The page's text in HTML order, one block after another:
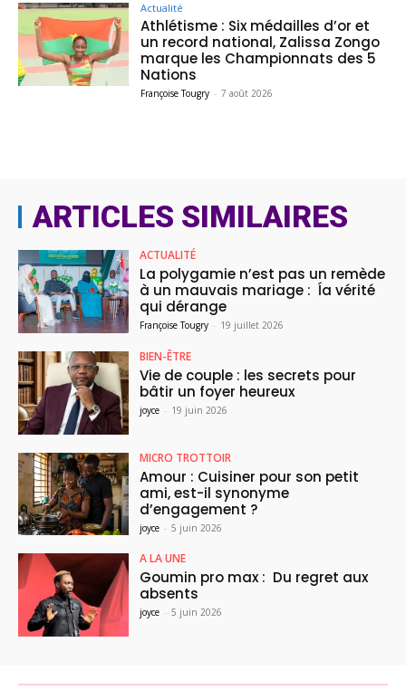
Actualité
Athlétisme : Six médailles d’or et
un record national, Zalissa Zongo
marque les Championnats des 5
Nations
Françoise Tougry - 7 août 2026
ARTICLES SIMILAIRES
ACTUALITÉ
La polygamie n’est pas un remède
à un mauvais mariage : ĺa vérité
qui dérange
Françoise Tougry - 19 juillet 2026
BIEN-ÊTRE
Vie de couple : les secrets pour
bâtir un foyer heureux
joyce - 19 juin 2026
MICRO TROTTOIR
Amour : Cuisiner pour son petit
ami, est-il synonyme
d’engagement ?
joyce - 5 juin 2026
A LA UNE
Goumin pro max : Du regret aux
absents
joyce - 5 juin 2026